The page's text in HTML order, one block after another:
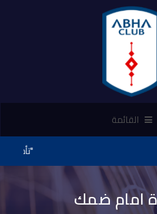
القائمة
"تأميني" راعيًا
امام ضمك